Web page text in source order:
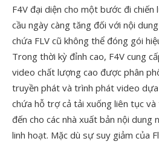
F4V đại diện cho một bước đi chiến
cầu ngày càng tăng đối với nội
chứa FLV cũ không thể đóng gói
Trong thời kỳ đỉnh cao, F4V cung
video chất lượng cao được phân
truyền phát và trình phát video
chứa hỗ trợ cả tải xuống liên tục
đến cho các nhà xuất bản nội dung
linh hoạt. Mặc dù sự suy giảm của